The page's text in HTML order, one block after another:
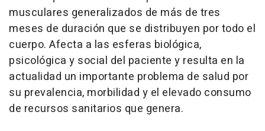
musculares generalizados de más de tres
meses de duración que se distribuyen por todo el
cuerpo. Afecta a las esferas biológica,
psicológica y social del paciente y resulta en la
actualidad un importante problema de salud por
su prevalencia, morbilidad y el elevado consumo
de recursos sanitarios que genera.